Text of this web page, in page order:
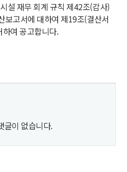
설 재무 회계 규칙 제42조(감사)
보고서에 대하여 제19조(결산서
여 공고합니다.
글이 없습니다.